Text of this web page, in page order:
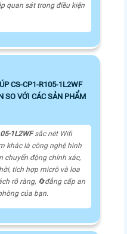
quan sát trong điều kiện
CS-CP1-R105-1L2WF
SO VỚI CÁC SẢN PHẨM
1L2WFsắc nét Wifi
khác là công nghệ hình
chuyển động chính xác,
tích hợp micrô và loa
rõ ràng, 🔄đẳng cấp an
của bạn.